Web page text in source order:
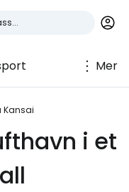
Mer
Kansai
i et